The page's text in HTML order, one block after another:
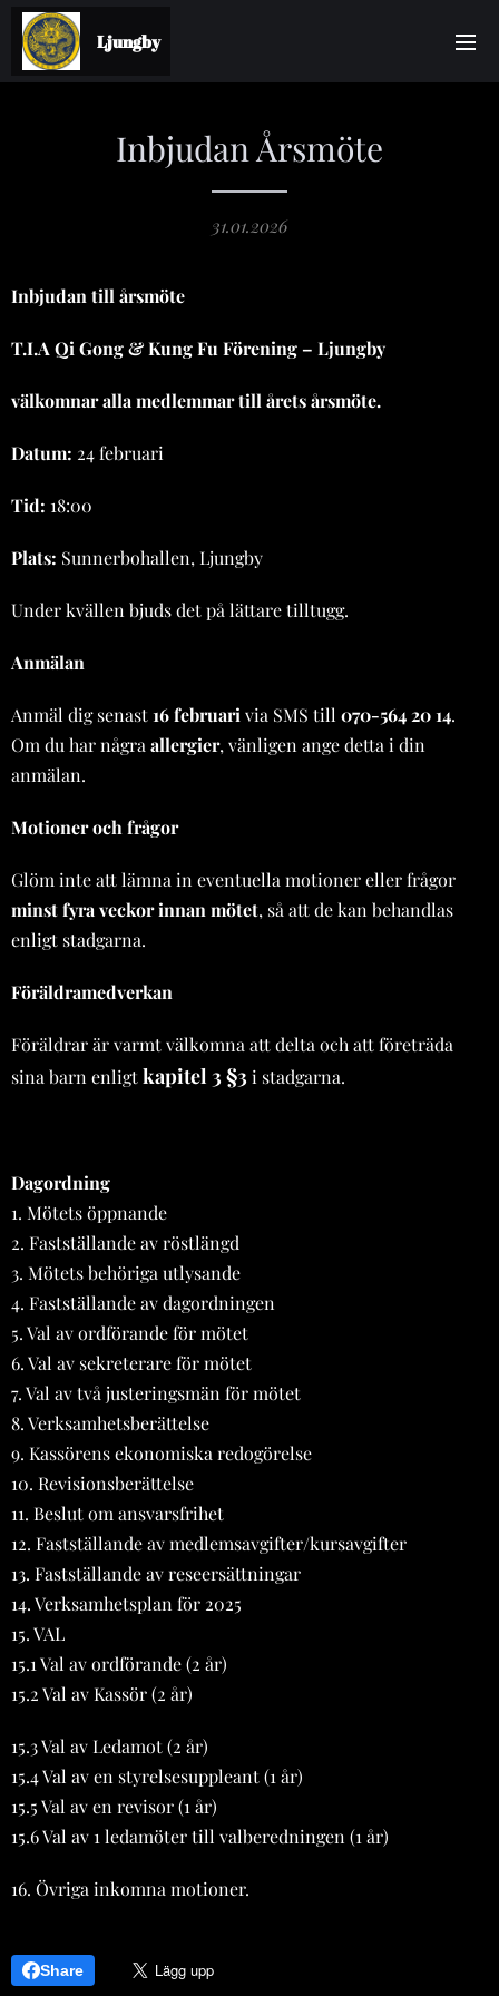
Ljungby
Inbjudan Årsmöte
31.01.2026
Inbjudan till årsmöte
T.I.A Qi Gong & Kung Fu Förening – Ljungby
välkomnar alla medlemmar till årets årsmöte.
Datum: 24 februari
Tid: 18:00
Plats: Sunnerbohallen, Ljungby
Under kvällen bjuds det på lättare tilltugg.
Anmälan
Anmäl dig senast16 februari via SMS till 070-564 20 14.
Om du har några allergier, vänligen ange detta i din
anmälan.
Motioner och frågor
Glöm inte att lämna in eventuella motioner eller frågor
minst fyra veckor innan mötet, så att de kan behandlas
enligt stadgarna.
Föräldramedverkan
Föräldrar är varmt välkomna att delta och att företräda
sina barn enligtkapitel 3 §3i stadgarna.
Dagordning
1. Mötets öppnande
2. Fastställande av röstlängd
3. Mötets behöriga utlysande
4. Fastställande av dagordningen
5. Val av ordförande för mötet
6. Val av sekreterare för mötet
7. Val av två justeringsmän för mötet
8. Verksamhetsberättelse
9. Kassörens ekonomiska redogörelse
10. Revisionsberättelse
11. Beslut om ansvarsfrihet
12. Fastställande av medlemsavgifter/kursavgifter
13. Fastställande av reseersättningar
14. Verksamhetsplan för 2025
15. VAL
15.1 Val av ordförande (2 år)
15.2 Val av Kassör (2 år)
15.3 Val av Ledamot (2 år)
15.4 Val av en styrelsesuppleant (1 år)
15.5 Val av en revisor (1 år)
15.6 Val av 1 ledamöter till valberedningen (1 år)
16. Övriga inkomna motioner.
Share